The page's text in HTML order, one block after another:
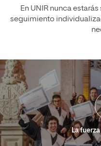
En UNIR nunca
seguimiento
La